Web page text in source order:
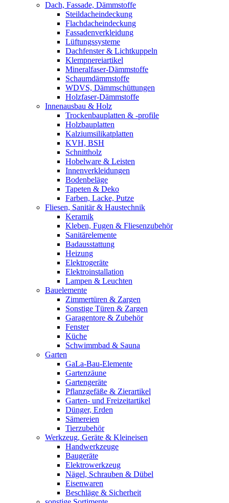
Dach, Fassade, Dämmstoffe
Steildacheindeckung
Flachdacheindeckung
Fassadenverkleidung
Lüftungssysteme
Dachfenster & Lichtkuppeln
Klempnereiartikel
Mineralfaser-Dämmstoffe
Schaumdämmstoffe
WDVS, Dämmschüttungen
Holzfaser-Dämmstoffe
Innenausbau & Holz
Trockenbauplatten & -profile
Holzbauplatten
Kalziumsilikatplatten
KVH, BSH
Schnittholz
Hobelware & Leisten
Innenverkleidungen
Bodenbeläge
Tapeten & Deko
Farben, Lacke, Putze
Fliesen, Sanitär & Haustechnik
Keramik
Kleben, Fugen & Fliesenzubehör
Sanitärelemente
Badausstattung
Heizung
Elektrogeräte
Elektroinstallation
Lampen & Leuchten
Bauelemente
Zimmertüren & Zargen
Sonstige Türen & Zargen
Garagentore & Zubehör
Fenster
Küche
Schwimmbad & Sauna
Garten
GaLa-Bau-Elemente
Gartenzäune
Gartengeräte
Pflanzgefäße & Zierartikel
Garten- und Freizeitartikel
Dünger, Erden
Sämereien
Tierzubehör
Werkzeug, Geräte & Kleineisen
Handwerkzeuge
Baugeräte
Elektrowerkzeug
Nägel, Schrauben & Dübel
Eisenwaren
Beschläge & Sicherheit